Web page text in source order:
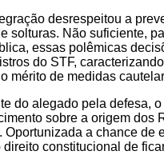
desrespeitou a
solturas. Não suficiente,
essas polêmicas
do STF,
mérito de medidas
do alegado pela defesa,
sobre a origem
a chance de
constitucional de